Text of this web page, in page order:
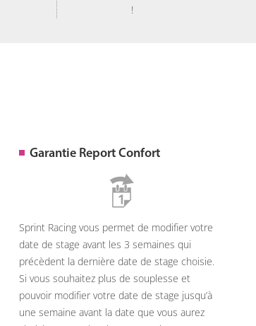
!
Garantie Report Confort
Sprint Racing vous permet de modifier votre
date de stage avant les 3 semaines qui
précèdent la dernière date de stage choisie.
Si vous souhaitez plus de souplesse et
pouvoir modifier votre date de stage jusqu’à
une semaine avant la date que vous aurez